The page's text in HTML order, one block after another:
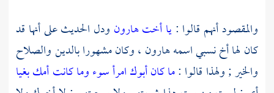
والمقصود أنهم قالوا :يا أخت هارون ودل الحديث على أنها قد
كان لها أخ نسبي اسمههارون ،وكان مشهورا بالدين والصلاح
والخير ; ولهذا قالوا :ما كان أبوك امرأ سوء وما كانت أمك بغيا